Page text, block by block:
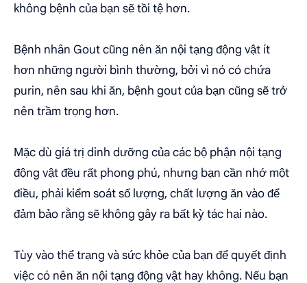
không bệnh của bạn sẽ tồi tệ hơn.
Bệnh nhân Gout cũng nên ăn nội tạng động vật ít
hơn những người bình thường, bởi vì nó có chứa
purin, nên sau khi ăn, bệnh gout của bạn cũng sẽ trở
nên trầm trọng hơn.
Mặc dù giá trị dinh dưỡng của các bộ phận nội tạng
động vật đều rất phong phú, nhưng bạn cần nhớ một
điều, phải kiểm soát số lượng, chất lượng ăn vào để
đảm bảo rằng sẽ không gây ra bất kỳ tác hại nào.
Tùy vào thể trạng và sức khỏe của bạn để quyết định
việc có nên ăn nội tạng động vật hay không. Nếu bạn